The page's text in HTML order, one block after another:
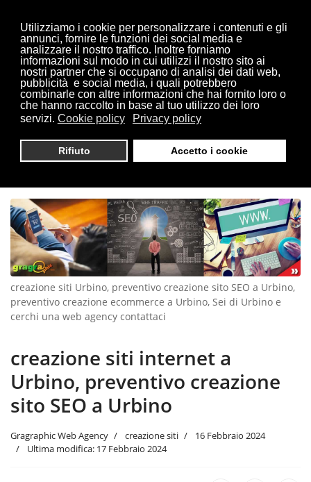
Utilizziamo i cookie per personalizzare i contenuti e gli
annunci, fornire le funzioni dei social media e
analizzare il nostro traffico. Inoltre forniamo
informazioni sul modo in cui utilizzi il nostro sito ai
nostri partner che si occupano di analisi dei dati web,
pubblicità e social media, i quali potrebbero
combinarle con altre informazioni che hai fornito loro o
che hanno raccolto in base al tuo utilizzo dei loro
servizi. Cookie policy Privacy policy
Rifiuto Accetto i cookie
Sei qui:Home Urbino
CREAZIONE SITI URBINO |
TEL. 0321 1814404
creazione siti Urbino, preventivo creazione sito SEO a Urbino,
preventivo creazione ecommerce a Urbino, Sei di Urbino e
cerchi una web agency contattaci
creazione siti internet a
Urbino, preventivo creazione
sito SEO a Urbino
Gragraphic Web Agency creazione siti
16 Febbraio 2024
Ultima modifica: 17 Febbraio 2024